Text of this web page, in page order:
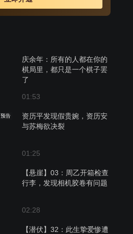
庆余年：所有的人都在你的
棋局里，都只是一个棋子罢
了
01:53
预告
资历平发现假贵婉，资历安
与苏梅欲决裂
01:25
【悬崖】03：周乙开箱检查
行李，发现相机胶卷有问题
02:28
【潜伏】32：此生挚爱惨遭